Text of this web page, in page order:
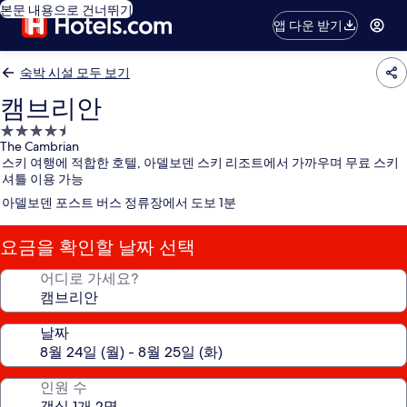
본문 내용으로 건너뛰기
앱 다운 받기
숙박 시설 모두 보기
캠브리안
4.5
성
급
숙
박
시
설
The Cambrian
스키 여행에 적합한 호텔, 아델보덴 스키 리조트에서 가까우며 무료 스키
셔틀 이용 가능
아델보덴 포스트 버스 정류장에서 도보 1분
요금을 확인할 날짜 선택
어디로 가세요?
날짜
인원 수